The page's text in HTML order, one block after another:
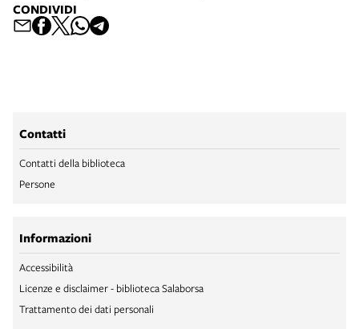
CONDIVIDI
Contatti
Contatti della biblioteca
Persone
Informazioni
Accessibilità
Licenze e disclaimer - biblioteca Salaborsa
Trattamento dei dati personali